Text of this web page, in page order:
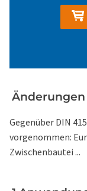
Änderungen
Gegenüber DIN
vorgenommen:
Zwischenbautei ...